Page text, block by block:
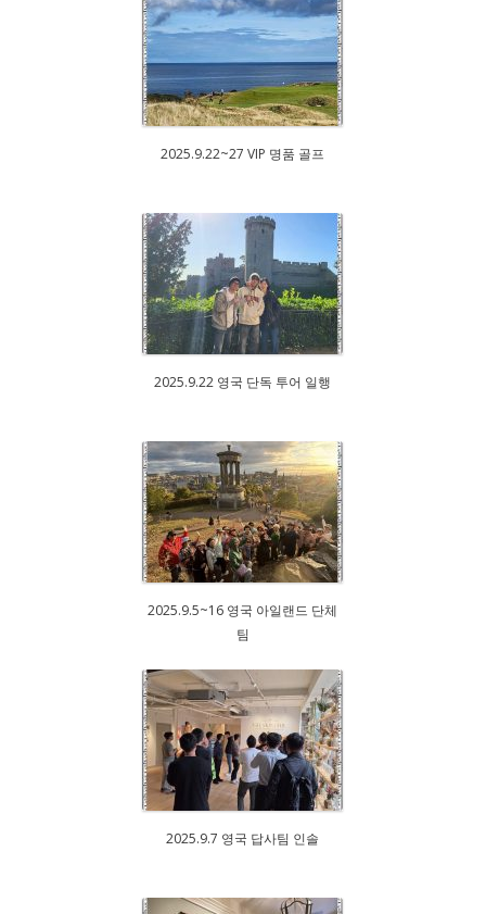
2025.9.22~27 VIP 명품 골프
2025.9.22 영국 단독 투어 일행
2025.9.5~16 영국 아일랜드 단체
팀
2025.9.7 영국 답사팀 인솔